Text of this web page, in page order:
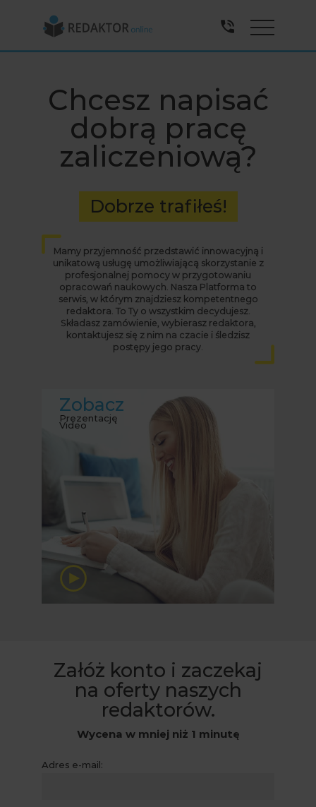
Menu
Chcesz napisać
dobrą pracę
zaliczeniową?
Dobrze trafiłeś!
Mamy przyjemność przedstawić innowacyjną i
unikatową usługę umożliwiającą skorzystanie z
profesjonalnej pomocy w przygotowaniu
opracowań naukowych. Nasza Platforma to
serwis, w którym znajdziesz kompetentnego
redaktora. To Ty o wszystkim decydujesz.
Składasz zamówienie, wybierasz redaktora,
kontaktujesz się z nim na czacie i śledzisz
postępy jego pracy.
Zobacz
Prezentację
Video
Załóż konto i zaczekaj
na oferty naszych
redaktorów.
Wycena w mniej niż 1 minutę
Adres e-mail: